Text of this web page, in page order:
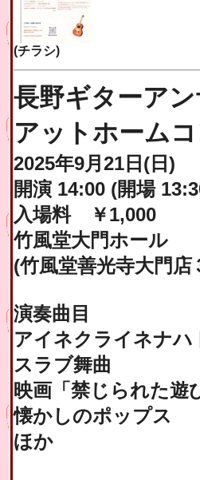
(チラシ)
長野ギターア
アットホーム
2025年9月21日(日)
開演 14:00 (開場
入場料 ￥1,000
竹風堂大門ホール
(竹風堂善光寺大門店
演奏曲目
アイネクライネナハ
スラブ舞曲
映画「禁じられた遊
懐かしのポップス
ほか